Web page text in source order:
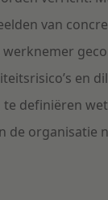
van
en
definiëren
de organisatie